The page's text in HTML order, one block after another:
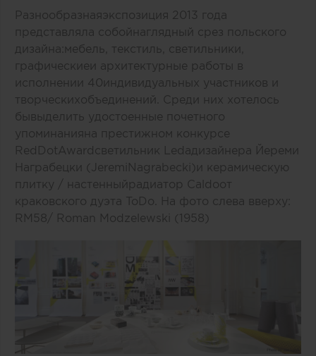
Разнообразнаяэкспозиция 2013 года
представляла собойнаглядный срез польского
дизайна:мебель, текстиль, светильники,
графическиеи архитектурные работы в
исполнении 40индивидуальных участников и
творческихобъединений. Среди них хотелось
бывыделить удостоенные почетного
упоминанияна престижном конкурсе
Red DotAwardсветильник Ledaдизайнера Йереми
Награбецки ( Jeremi Nagrabecki )и керамическую
плитку / настенныйрадиатор Caldoот
краковского дуэта ToDo
На фото слева вверху:
RM 58/ Roman Modzelewski (1958)